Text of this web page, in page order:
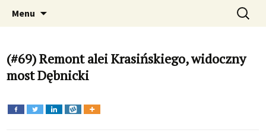
Dawno temu w Krakowie –
archiwalne i aktualne zdjęcia
Krakowa
Fotograficzna podróż w czasie. Zdjęcia
Krakowa, Kraków, zabytki, fotografie , foto
Menu Szukaj:
(#69) Remont alei Krasińskiego, widoczny
most Dębnicki